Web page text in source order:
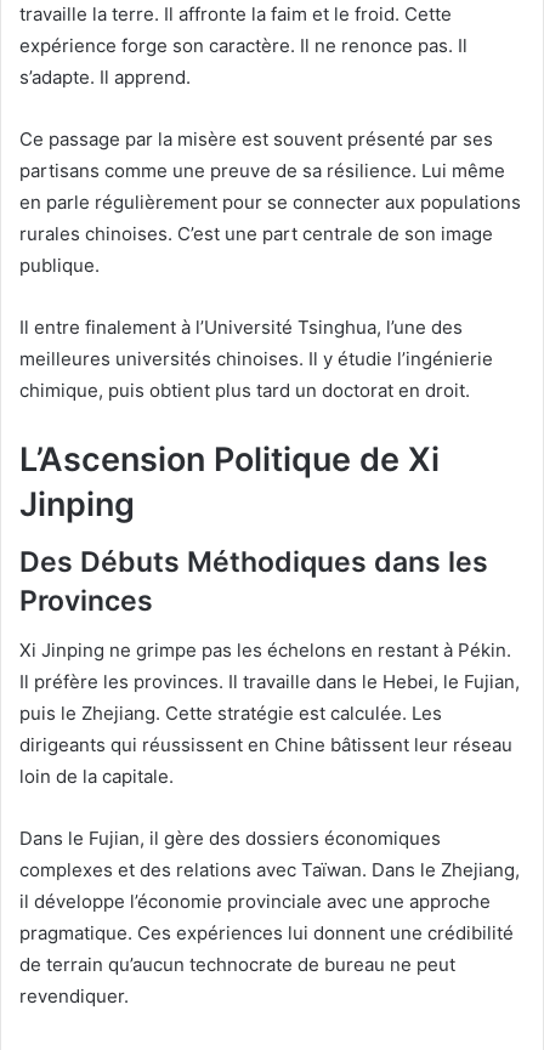
travaille la terre. Il affronte la faim et le froid. Cette
expérience forge son caractère. Il ne renonce pas. Il
s’adapte. Il apprend.
Ce passage par la misère est souvent présenté par ses
partisans comme une preuve de sa résilience. Lui même
en parle régulièrement pour se connecter aux populations
rurales chinoises. C’est une part centrale de son image
publique.
Il entre finalement à l’Université Tsinghua, l’une des
meilleures universités chinoises. Il y étudie l’ingénierie
chimique, puis obtient plus tard un doctorat en droit.
L’Ascension Politique de Xi
Jinping
Des Débuts Méthodiques dans les
Provinces
Xi Jinping ne grimpe pas les échelons en restant à Pékin.
Il préfère les provinces. Il travaille dans le Hebei, le Fujian,
puis le Zhejiang. Cette stratégie est calculée. Les
dirigeants qui réussissent en Chine bâtissent leur réseau
loin de la capitale.
Dans le Fujian, il gère des dossiers économiques
complexes et des relations avec Taïwan. Dans le Zhejiang,
il développe l’économie provinciale avec une approche
pragmatique. Ces expériences lui donnent une crédibilité
de terrain qu’aucun technocrate de bureau ne peut
revendiquer.